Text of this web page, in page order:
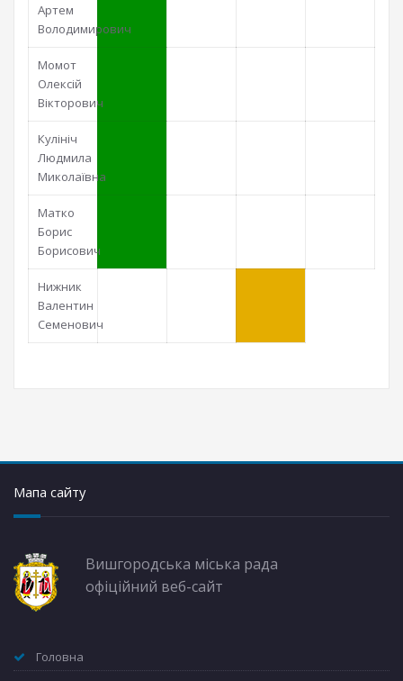
Артем
Володимирович
Момот
Олексій
Вікторович
Кулініч
Людмила
Миколаївна
Матко
Борис
Борисович
Нижник
Валентин
Семенович
Мапа сайту
Вишгородська міська рада
офіційний веб-сайт
Головна